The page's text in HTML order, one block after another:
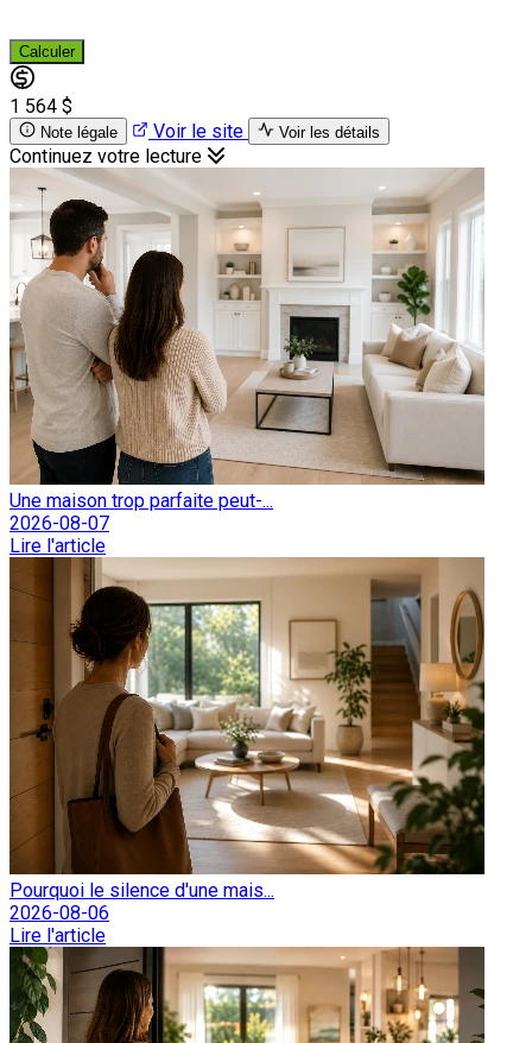
Calculer
1 564 $
Note légale Voir le site Voir les détails
Continuez votre lecture
Une maison trop parfaite peut-...
2026-08-07
Lire l'article
Pourquoi le silence d'une mais...
2026-08-06
Lire l'article